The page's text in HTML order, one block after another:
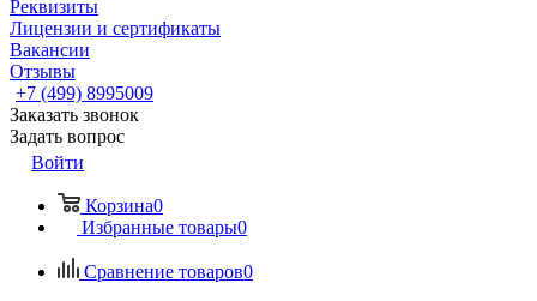
Реквизиты
Лицензии и сертификаты
Вакансии
Отзывы
+7 (499) 8995009
Заказать звонок
Задать вопрос
Войти
Корзина0
Избранные товары0
Сравнение товаров0